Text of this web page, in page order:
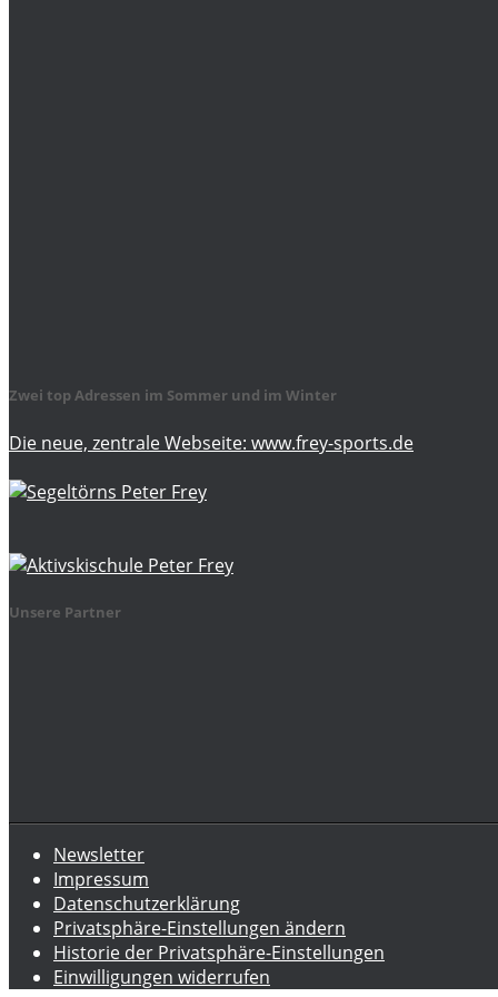
Zwei top Adressen im Sommer und im Winter
Die neue, zentrale Webseite: www.frey-sports.de
Unsere Partner
Newsletter
Impressum
Datenschutzerklärung
Privatsphäre-Einstellungen ändern
Historie der Privatsphäre-Einstellungen
Einwilligungen widerrufen